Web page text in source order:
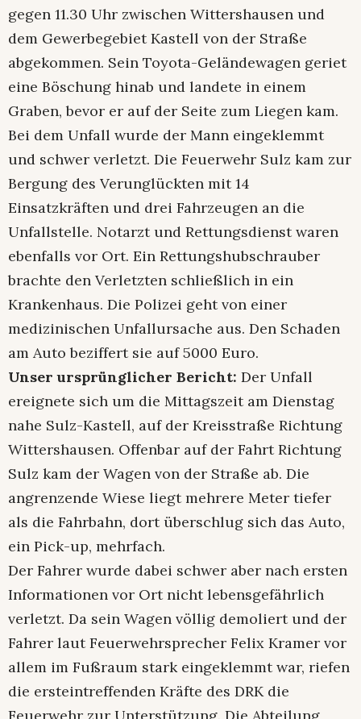
gegen 11.30 Uhr zwischen Wittershausen und
dem Gewerbegebiet Kastell von der Straße
abgekommen. Sein Toyota-Geländewagen geriet
eine Böschung hinab und landete in einem
Graben, bevor er auf der Seite zum Liegen kam.
Bei dem Unfall wurde der Mann eingeklemmt
und schwer verletzt. Die Feuerwehr Sulz kam zur
Bergung des Verunglückten mit 14
Einsatzkräften und drei Fahrzeugen an die
Unfallstelle. Notarzt und Rettungsdienst waren
ebenfalls vor Ort. Ein Rettungshubschrauber
brachte den Verletzten schließlich in ein
Krankenhaus. Die Polizei geht von einer
medizinischen Unfallursache aus. Den Schaden
am Auto beziffert sie auf 5000 Euro.
Unser ursprünglicher Bericht: Der Unfall
ereignete sich um die Mittagszeit am Dienstag
nahe Sulz-Kastell, auf der Kreisstraße Richtung
Wittershausen. Offenbar auf der Fahrt Richtung
Sulz kam der Wagen von der Straße ab. Die
angrenzende Wiese liegt mehrere Meter tiefer
als die Fahrbahn, dort überschlug sich das Auto,
ein Pick-up, mehrfach.
Der Fahrer wurde dabei schwer aber nach ersten
Informationen vor Ort nicht lebensgefährlich
verletzt. Da sein Wagen völlig demoliert und der
Fahrer laut Feuerwehrsprecher Felix Kramer vor
allem im Fußraum stark eingeklemmt war, riefen
die ersteintreffenden Kräfte des DRK die
Feuerwehr zur Unterstützung. Die Abteilung